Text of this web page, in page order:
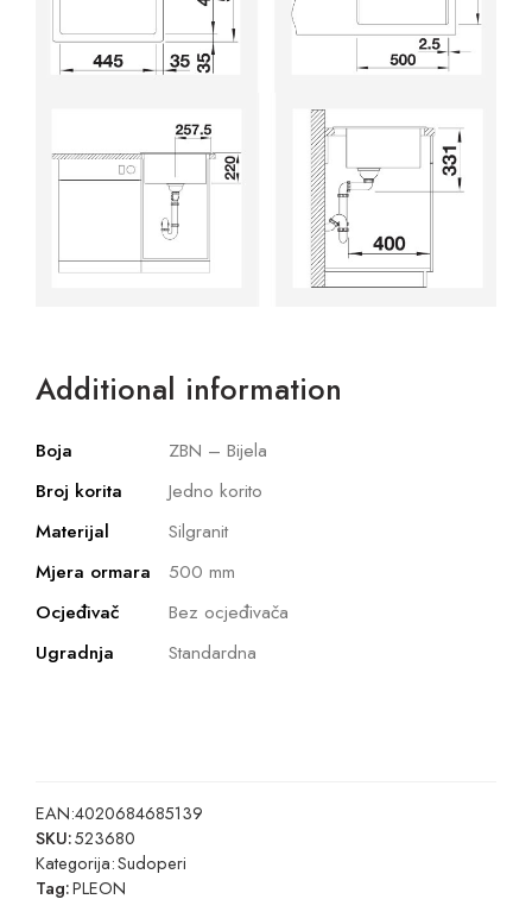
Additional information
Boja
ZBN – Bijela
Broj korita
Jedno korito
Materijal
Silgranit
Mjera ormara
500 mm
Ocjeđivač
Bez ocjeđivača
Ugradnja
Standardna
EAN:4020684685139
SKU:523680
Kategorija:Sudoperi
Tag:PLEON